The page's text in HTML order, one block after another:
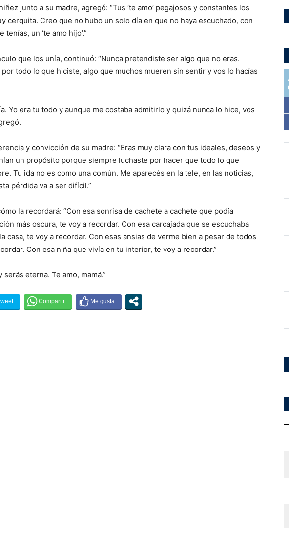
junto a su madre, agregó: “Tus ‘te amo’ pegajosos y constantes los
cerquita. Creo que no hubo un solo día en que no haya escuchado, con
un ‘te amo hijo’.”
que los unía, continuó: “Nunca pretendiste ser algo que no eras.
todo lo que hiciste, algo que muchos mueren sin sentir y vos lo hacías
Yo era tu todo y aunque me costaba admitirlo y quizá nunca lo hice, vos
y convicción de su madre: “Eras muy clara con tus ideales, deseos y
un propósito porque siempre luchaste por hacer que todo lo que
Tu ida no es como una común. Me aparecés en la tele, en las noticias,
pérdida va a ser difícil.”
la recordará: “Con esa sonrisa de cachete a cachete que podía
más oscura, te voy a recordar. Con esa carcajada que se escuchaba
casa, te voy a recordar. Con esas ansias de verme bien a pesar de todos
Con esa niña que vivía en tu interior, te voy a recordar.”
eterna. Te amo, mamá.”